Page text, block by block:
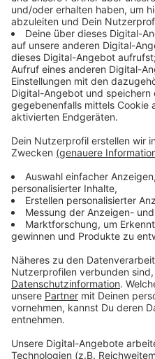
Landespressekonferenz,
(mi.) und der Vorstand der
Wolfgang Schuldzinski (re.)
Anzeige
Anzeige
Die App ist für drei Fälle
annullierte Flüge und
(aufgrund einer
werden. Die App prüft
erstellt danach
beziehungsweise einen
Airline.